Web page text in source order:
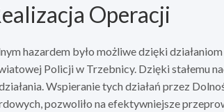
Operacji
hazardem było możliwe dzięki
Policji w Trzebnicy. Dzięki stałemu
Wspieranie tych działań przez
pozwoliło na efektywniejsze